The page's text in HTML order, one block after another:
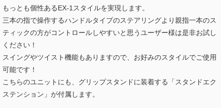
もっとも個性あるEX-1スタイルを実現します。
三本の指で操作するハンドルタイプのステアリングより親指一本のス
ティックの方がコントロールしやすいと思うユーザー様は是非お試し
ください！
スイングやツイスト機能もありますので、お好みのスタイルでご使用
可能です！
こちらのユニットにも、グリップスタンドに装着する「スタンドエク
ステンション」が付属します。